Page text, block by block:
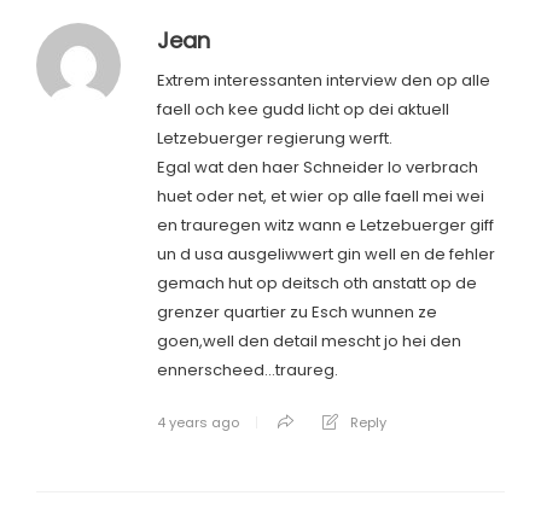
Jean
Extrem interessanten interview den op alle
faell och kee gudd licht op dei aktuell
Letzebuerger regierung werft.
Egal wat den haer Schneider lo verbrach
huet oder net, et wier op alle faell mei wei
en trauregen witz wann e Letzebuerger giff
un d usa ausgeliwwert gin well en de fehler
gemach hut op deitsch oth anstatt op de
grenzer quartier zu Esch wunnen ze
goen,well den detail mescht jo hei den
ennerscheed…traureg.
4 years ago Reply